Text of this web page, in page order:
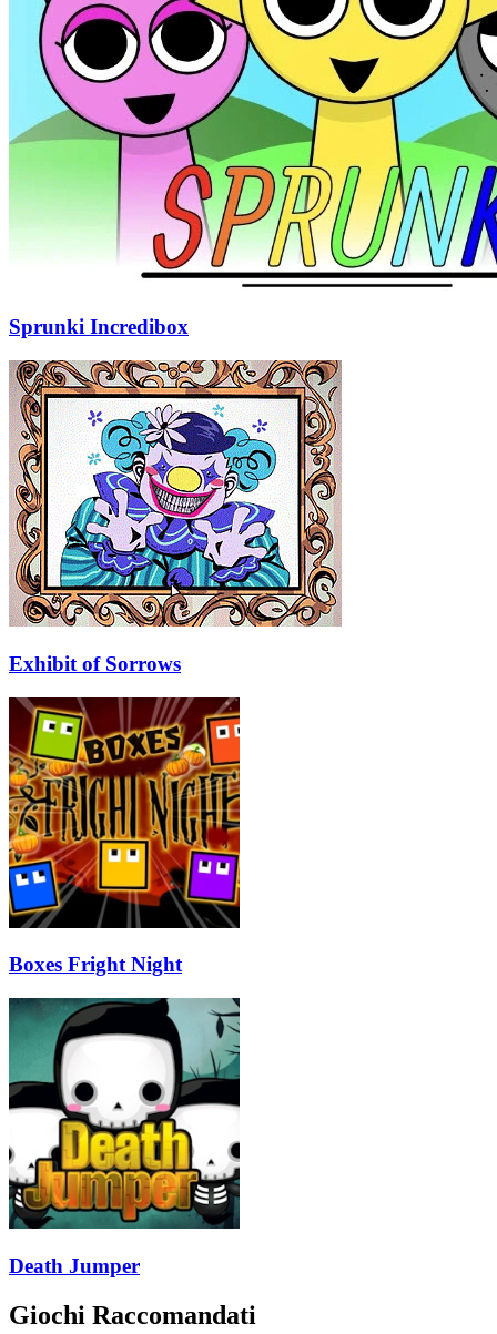
Sprunki Incredibox
Exhibit of Sorrows
Boxes Fright Night
Death Jumper
Giochi Raccomandati